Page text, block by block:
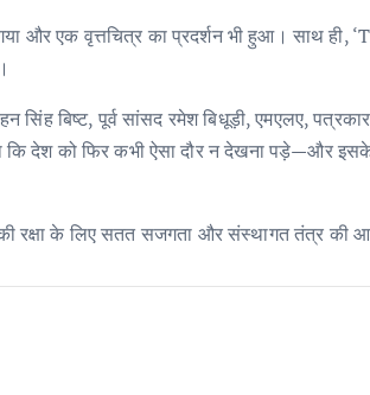
और एक वृत्तचित्र का प्रदर्शन भी हुआ। साथ ही,
सिंह बिष्ट, पूर्व सांसद रमेश बिधूड़ी, एमएलए,
देश को फिर कभी ऐसा दौर न देखना पड़े—और इसके
रक्षा के लिए सतत सजगता और संस्थागत तंत्र की